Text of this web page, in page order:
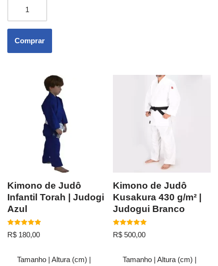
Comprar
Kimono de Judô
Infantil Torah | Judogi
Azul
Avaliação
5.00
R$ 180,00
Tamanho | Altura (cm) |
Kimono de Judô
Kusakura 430 g/m² |
Judogui Branco
Avaliação
5.00
R$ 500,00
Tamanho | Altura (cm) |